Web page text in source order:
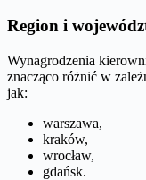
Region i
Wynagrodzenia
znacząco różnić w
jak:
warszawa,
kraków,
wrocław,
gdańsk.